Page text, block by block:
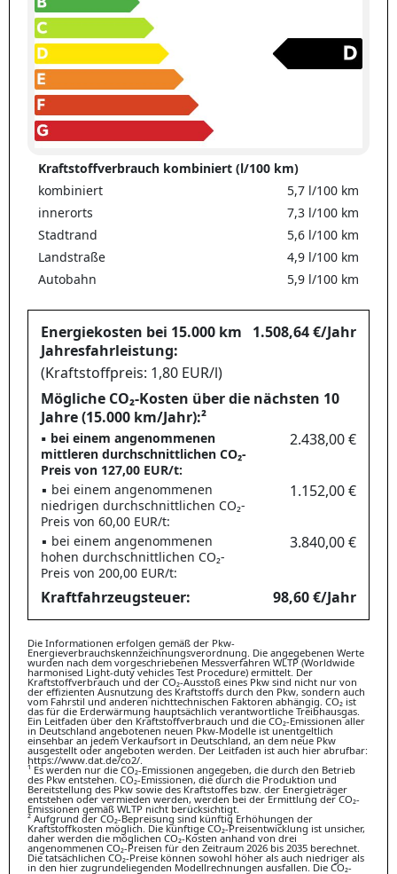
Kraftstoffverbrauch kombiniert (l/100 km)
kombiniert
5,7 l/100 km
innerorts
7,3 l/100 km
Stadtrand
5,6 l/100 km
Landstraße
4,9 l/100 km
Autobahn
5,9 l/100 km
Energiekosten bei 15.000 km
Jahresfahrleistung:
1.508,64 €/Jahr
(Kraftstoffpreis: 1,80 EUR/l)
Mögliche CO₂-Kosten über die nächsten 10
Jahre (15.000 km/Jahr):²
▪ bei einem angenommenen
mittleren durchschnittlichen CO₂-
Preis von 127,00 EUR/t:
2.438,00 €
▪ bei einem angenommenen
niedrigen durchschnittlichen CO₂-
Preis von 60,00 EUR/t:
1.152,00 €
▪ bei einem angenommenen
hohen durchschnittlichen CO₂-
Preis von 200,00 EUR/t:
3.840,00 €
Kraftfahrzeugsteuer: 98,60 €/Jahr
Die Informationen erfolgen gemäß der Pkw-
Energieverbrauchskennzeichnungsverordnung. Die angegebenen Werte
wurden nach dem vorgeschriebenen Messverfahren WLTP (Worldwide
harmonised Light-duty vehicles Test Procedure) ermittelt. Der
Kraftstoffverbrauch und der CO₂-Ausstoß eines Pkw sind nicht nur von
der effizienten Ausnutzung des Kraftstoffs durch den Pkw, sondern auch
vom Fahrstil und anderen nichttechnischen Faktoren abhängig. CO₂ ist
das für die Erderwärmung hauptsächlich verantwortliche Treibhausgas.
Ein Leitfaden über den Kraftstoffverbrauch und die CO₂-Emissionen aller
in Deutschland angebotenen neuen Pkw-Modelle ist unentgeltlich
einsehbar an jedem Verkaufsort in Deutschland, an dem neue Pkw
ausgestellt oder angeboten werden. Der Leitfaden ist auch hier abrufbar:
https://www.dat.de/co2/.
¹ Es werden nur die CO₂-Emissionen angegeben, die durch den Betrieb
des Pkw entstehen. CO₂-Emissionen, die durch die Produktion und
Bereitstellung des Pkw sowie des Kraftstoffes bzw. der Energieträger
entstehen oder vermieden werden, werden bei der Ermittlung der CO₂-
Emissionen gemäß WLTP nicht berücksichtigt.
² Aufgrund der CO₂-Bepreisung sind künftig Erhöhungen der
Kraftstoffkosten möglich. Die künftige CO₂-Preisentwicklung ist unsicher,
daher werden die möglichen CO₂-Kosten anhand von drei
angenommenen CO₂-Preisen für den Zeitraum 2026 bis 2035 berechnet.
Die tatsächlichen CO₂-Preise können sowohl höher als auch niedriger als
in den hier zugrundeliegenden Modellrechnungen ausfallen. Die CO₂-